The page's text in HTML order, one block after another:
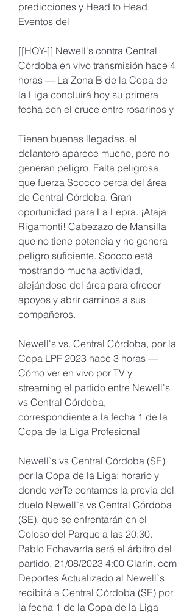
predicciones y Head to Head.
Eventos del
[[HOY-]] Newell's contra Central
Córdoba en vivo transmisión hace 4
horas — La Zona B de la Copa de
la Liga concluirá hoy su primera
fecha con el cruce entre rosarinos y
Tienen buenas llegadas, el
delantero aparece mucho, pero no
generan peligro. Falta peligrosa
que fuerza Scocco cerca del área
de Central Córdoba. Gran
oportunidad para La Lepra. ¡Ataja
Rigamonti! Cabezazo de Mansilla
que no tiene potencia y no genera
peligro suficiente. Scocco está
mostrando mucha actividad,
alejándose del área para ofrecer
apoyos y abrir caminos a sus
compañeros.
Newell's vs. Central Córdoba, por la
Copa LPF 2023 hace 3 horas —
Cómo ver en vivo por TV y
streaming el partido entre Newell's
vs Central Córdoba,
correspondiente a la fecha 1 de la
Copa de la Liga Profesional
Newell`s vs Central Córdoba (SE)
por la Copa de la Liga: horario y
donde verTe contamos la previa del
duelo Newell`s vs Central Córdoba
(SE), que se enfrentarán en el
Coloso del Parque a las 20:30.
Pablo Echavarría será el árbitro del
partido. 21/08/2023 4:00 Clarín. com
Deportes Actualizado al Newell`s
recibirá a Central Córdoba (SE) por
la fecha 1 de la Copa de la Liga